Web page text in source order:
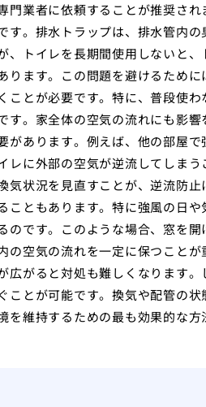
門業者に依頼することが推奨さ
す。排水トラップは、排水管内
、トイレを長期間使用しないと
ります。この問題を避けるために
ことが必要です。特に、普段使
す。家全体の空気の流れにも影
があります。例えば、他の部屋
レに外部の空気が逆流してしま
気状況を見直すことが、逆流防
こともあります。特に強風の日
のです。このような場合、窓を
の空気の流れを一定に保つこと
広がると対処も難しくなります
ことが可能です。換気や配管の
維持するための最も効果的な方